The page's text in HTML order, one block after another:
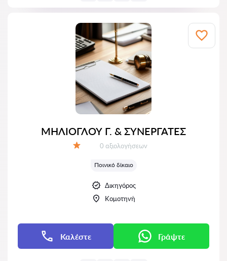
ΜΗΛΙΟΓΛΟΥ Γ. & ΣΥΝΕΡΓΑΤΕΣ
Αξιολογήσεις:
0 αξιολογήσεων
Ποινικό δίκαιο
Δικηγόρος
Κομοτηνή
Καλέστε Γράψτε